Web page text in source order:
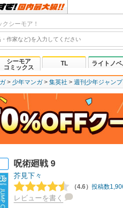
シーモア！
シーモア
コミックス
TL ライトノ
少年マンガ 集英社 週刊少年ジャンプ
呪術廻戦 9
芥見下々
（4.6） 投稿数
レビューを書く